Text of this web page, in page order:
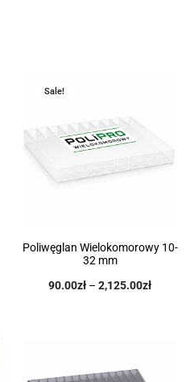
Sale!
Poliwęglan Wielokomorowy 10-
32 mm
90.00zł – 2,125.00zł